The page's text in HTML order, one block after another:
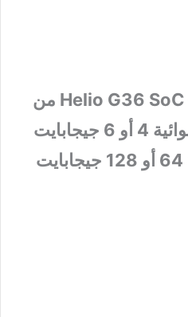
إذ يعمل الهاتف بمعالج Helio G36 SoC من
ميدياتيك مع ذاكرة عشوائية 4 أو 6 جيجابايت
ومساحة تخزين داخلية 64 أو 128 جيجابايت